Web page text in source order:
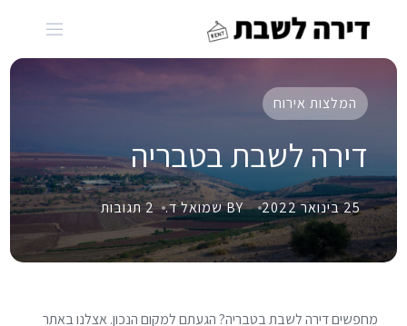
המלצות אירוח
דירה לשבת בטבריה
25 בינואר 2022 BY שמואל ד. 2 תגובות
מחפשים דירה לשבת בטבריה? הגעתם למקום הנכון. אצלנו באתר